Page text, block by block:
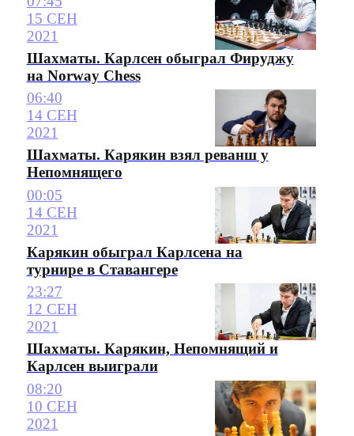
15 СЕН
2021
Шахматы. Карлсен обыграл Фируджу
на Norway Chess
06:40
14 СЕН
2021
Шахматы. Карякин взял реванш у
Непомнящего
00:05
14 СЕН
2021
Карякин обыграл Карлсена на
турнире в Ставангере
23:27
12 СЕН
2021
Шахматы. Карякин, Непомнящий и
Карлсен выиграли
08:20
10 СЕН
2021